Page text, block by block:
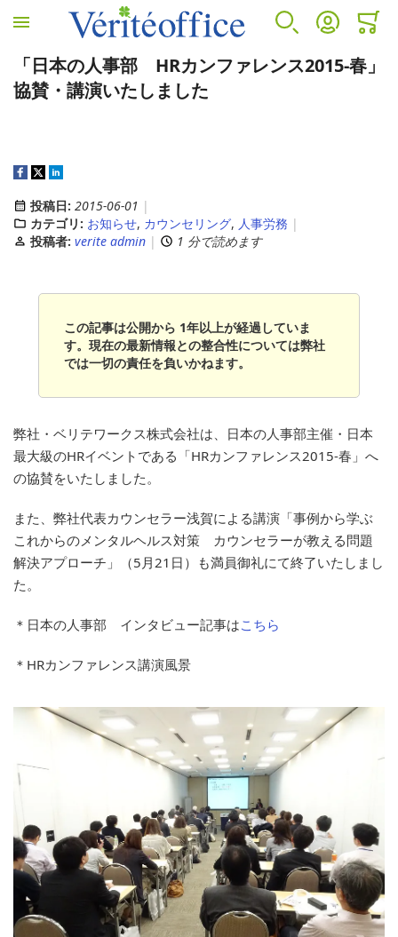
ホームへ
検索
アカウントカート
VÉRITÉ OFFICEについて
プロフィール
カウンセリングサービス
EAP(従業員支援プログラムとは)
EAPサービスコンテンツ
人事労務サービス
アウトソーシング
人事労務セカンドオピニオンサービス
診断サービス
アンガーマネジメント
「日本の人事部 HRカンファレンス2015-春」
協賛・講演いたしました
投稿日: 2015-06-01
カテゴリ: お知らせ, カウンセリング, 人事労務
投稿者: verite admin 1 分で読めます
この記事は公開から 1年以上が経過していま
す。現在の最新情報との整合性については弊社
では一切の責任を負いかねます。
弊社・ベリテワークス株式会社は、日本の人事部主催・日本
最大級のHRイベントである「HRカンファレンス2015-春」へ
の協賛をいたしました。
また、弊社代表カウンセラー浅賀による講演「事例から学ぶ
これからのメンタルヘルス対策 カウンセラーが教える問題
解決アプローチ」（5月21日）も満員御礼にて終了いたしまし
た。
＊日本の人事部 インタビュー記事はこちら
＊HRカンファレンス講演風景